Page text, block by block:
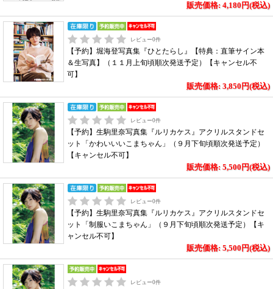
販売価格: 4,180円(税込)
レビュー0件
【予約】堀海登写真集『ひとたらし』【特典：直筆サイン本
＆生写真】（１１月上旬頃順次発送予定）【キャンセル不
可】
販売価格: 3,850円(税込)
レビュー0件
【予約】生駒里奈写真集『ルリカケス』アクリルスタンドセ
ット「かわいいいこまちゃん」（９月下旬頃順次発送予定）
【キャンセル不可】
販売価格: 5,500円(税込)
レビュー0件
【予約】生駒里奈写真集『ルリカケス』アクリルスタンドセ
ット「制服いこまちゃん」（９月下旬頃順次発送予定）【キ
ャンセル不可】
販売価格: 5,500円(税込)
レビュー0件